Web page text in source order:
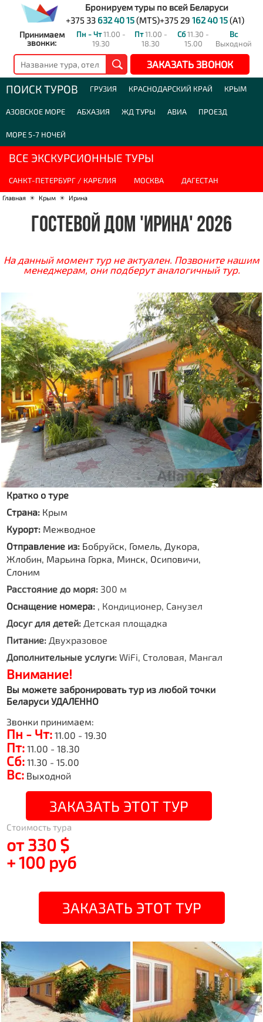
Бронируем туры по всей Беларуси
+375 33 632 40 15(MTS)+375 29 162 40 15(A1)
Принимаем
звонки:
Пн - Чт11.00 -
19.30
Пт11.00 -
18.30
Сб11.30 -
15.00
Вс
Выходной
ЗАКАЗАТЬ ЗВОНОК
ПОИСК ТУРОВ ГРУЗИЯ КРАСНОДАРСКИЙ КРАЙ КРЫМ
АЗОВСКОЕ МОРЕ АБХАЗИЯ ЖД ТУРЫ АВИА ПРОЕЗД
МОРЕ 5-7 НОЧЕЙ
ВСЕ ЭКСКУРСИОННЫЕ ТУРЫ
САНКТ-ПЕТЕРБУРГ / КАРЕЛИЯ МОСКВА ДАГЕСТАН
Главная ☀ Крым ☀ Ирина
ГОСТЕВОЙ ДОМ 'ИРИНА' 2026
На данный момент тур не актуален. Позвоните нашим
менеджерам, они подберут аналогичный тур.
Кратко о туре
Страна: Крым
Курорт: Межводное
Отправление из: Бобруйск, Гомель, Дукора,
Жлобин, Марьина Горка, Минск, Осиповичи,
Слоним
Расстояние до моря: 300 м
Оснащение номера: , Кондиционер, Санузел
Досуг для детей: Детская площадка
Питание: Двухразовое
Дополнительные услуги: WiFi, Столовая, Мангал
Внимание!
Вы можете забронировать тур из любой точки
Беларуси УДАЛЕННО
Звонки принимаем:
Пн - Чт: 11.00 - 19.30
Пт: 11.00 - 18.30
Сб: 11.30 - 15.00
Вс: Выходной
ЗАКАЗАТЬ ЭТОТ ТУР
Стоимость тура
от 330 $
+ 100 руб
ЗАКАЗАТЬ ЭТОТ ТУР